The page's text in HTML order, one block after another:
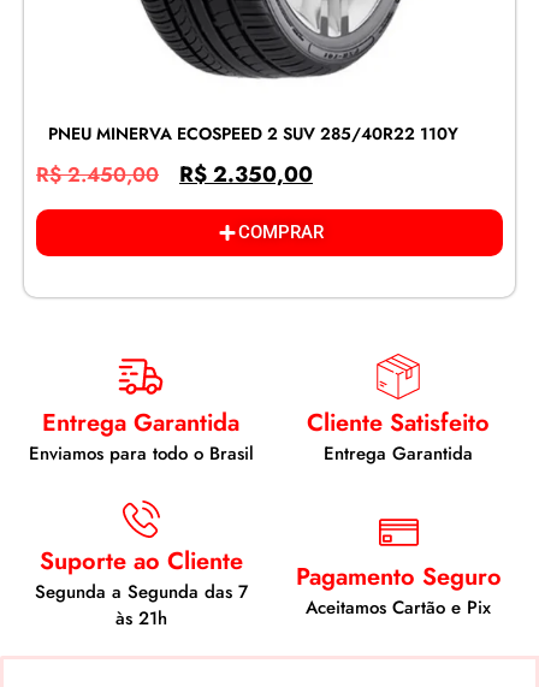
PNEU MINERVA ECOSPEED 2 SUV 285/40R22 110Y
R$2.450,00 R$2.350,00
COMPRAR
Entrega Garantida
Enviamos para todo o Brasil
Cliente Satisfeito
Entrega Garantida
Suporte ao Cliente
Segunda a Segunda das 7
às 21h
Pagamento Seguro
Aceitamos Cartão e Pix